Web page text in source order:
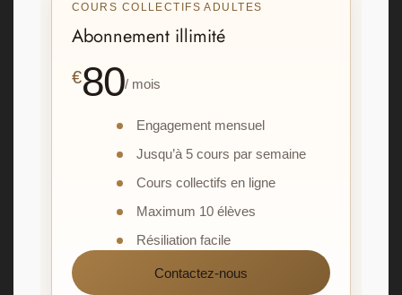
COURS COLLECTIFS ADULTES
Abonnement illimité
€80/ mois
Engagement mensuel
Jusqu’à 5 cours par semaine
Cours collectifs en ligne
Maximum 10 élèves
Résiliation facile
Contactez-nous